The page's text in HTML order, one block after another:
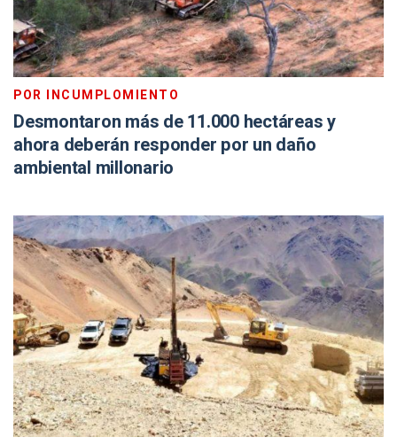
POR INCUMPLOMIENTO
Desmontaron más de 11.000 hectáreas y
ahora deberán responder por un daño
ambiental millonario